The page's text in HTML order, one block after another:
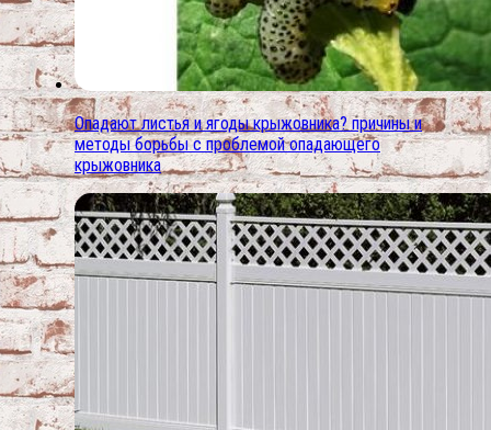
Опадают листья и ягоды крыжовника? причины и
методы борьбы с проблемой опадающего
крыжовника